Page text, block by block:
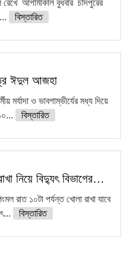
আগামীকাল বুধবার চাঁদপুরের
বিস্তারিত
ঈদুল আজহা
ও ভাবগাম্ভীর্যের মধ্য দিয়ে
বিস্তারিত
নিয়ে বিদ্যুৎ বিভাগের…
রাত ১০টা পর্যন্ত খোলা রাখা যাবে
বিস্তারিত